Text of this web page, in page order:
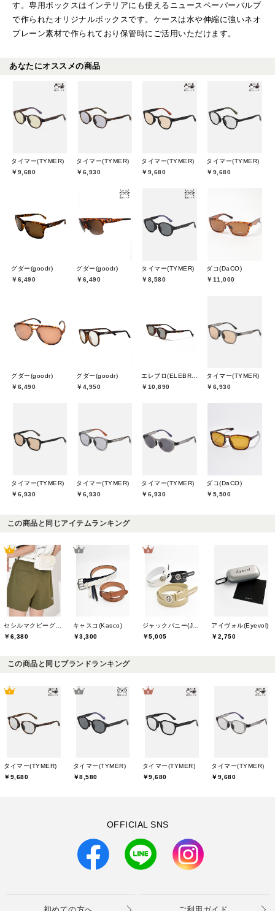
す。専用ボックスはインテリアにも使えるニュースペーパーパルプ
で作られたオリジナルボックスです。ケースは水や伸縮に強いネオ
プレーン素材で作られており保管時にご活用いただけます。
あなたにオススメの商品
タイマー(TYMER)
￥9,680
タイマー(TYMER)
￥6,930
タイマー(TYMER)
￥9,680
タイマー(TYMER)
￥9,680
グダー(goodr)
￥6,490
グダー(goodr)
￥6,490
タイマー(TYMER)
￥8,580
ダコ(DaCO)
￥11,000
グダー(goodr)
￥6,490
グダー(goodr)
￥4,950
￥10,890
タイマー(TYMER)
￥6,930
タイマー(TYMER)
￥6,930
タイマー(TYMER)
￥6,930
タイマー(TYMER)
￥6,930
ダコ(DaCO)
￥5,500
この商品と同じアイテムランキング
￥6,380
キャスコ(Kasco)
￥3,300
￥5,005
アイヴォル(Eyevol)
￥2,750
この商品と同じブランドランキング
タイマー(TYMER)
￥9,680
タイマー(TYMER)
￥8,580
タイマー(TYMER)
￥9,680
タイマー(TYMER)
￥9,680
OFFICIAL SNS